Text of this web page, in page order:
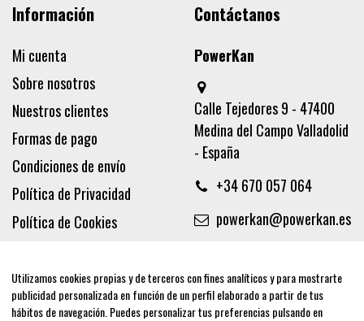
Información
Mi cuenta
Sobre nosotros
Nuestros clientes
Formas de pago
Condiciones de envío
Política de Privacidad
Política de Cookies
Aviso legal
Contáctanos
PowerKan
Calle Tejedores 9 - 47400
Medina del Campo Valladolid
- España
+34 670 057 064
powerkan@powerkan.es
Síguenos
Utilizamos cookies propias y de terceros con fines analíticos y para mostrarte
publicidad personalizada en función de un perfil elaborado a partir de tus
hábitos de navegación. Puedes personalizar tus preferencias pulsando en